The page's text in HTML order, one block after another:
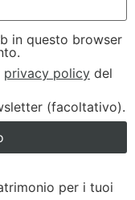
in questo browser
privacy policy del
(facoltativo).
per i tuoi